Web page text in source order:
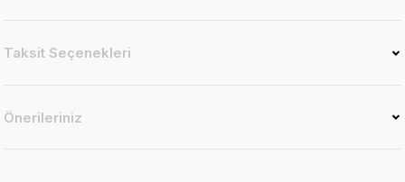
Taksit Seçenekleri
Önerileriniz